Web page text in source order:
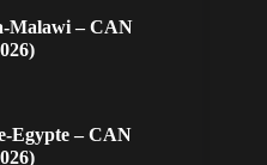
Malawi – CAN
Egypte – CAN